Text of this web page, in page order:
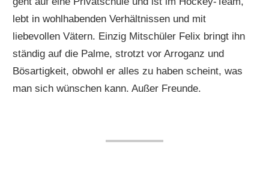
lebt in wohlhabenden Verhältnissen und mit
liebevollen Vätern. Einzig Mitschüler Felix bringt ihn
ständig auf die Palme, strotzt vor Arroganz und
Bösartigkeit, obwohl er alles zu haben scheint, was
man sich wünschen kann. Außer Freunde.